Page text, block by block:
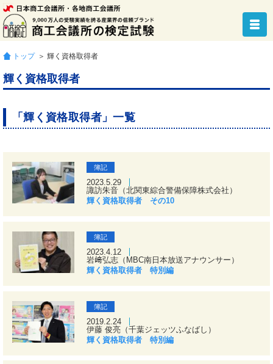
トップ ＞ 輝く資格取得者
輝く資格取得者
「輝く資格取得者」一覧
簿記
2023.5.29
諏訪朱音（北関東綜合警備保障株式会社）
輝く資格取得者 その10
簿記
2023.4.12
岩﨑弘志（MBC南日本放送アナウンサー）
輝く資格取得者 特別編
簿記
2019.2.24
伊藤 俊亮（千葉ジェッツふなばし）
輝く資格取得者 特別編